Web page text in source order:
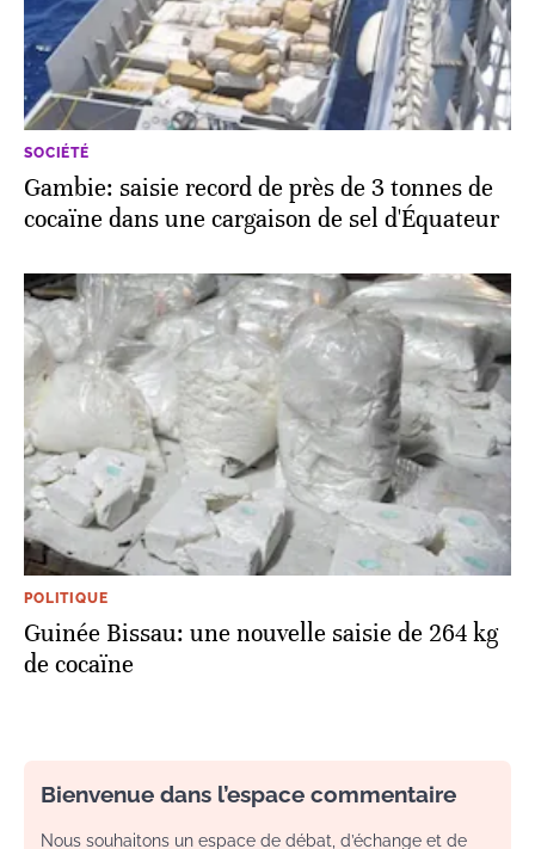
SOCIÉTÉ
Gambie: saisie record de près de 3 tonnes de
cocaïne dans une cargaison de sel d'Équateur
POLITIQUE
Guinée Bissau: une nouvelle saisie de 264 kg
de cocaïne
Bienvenue dans l’espace commentaire
Nous souhaitons un espace de débat, d’échange et de